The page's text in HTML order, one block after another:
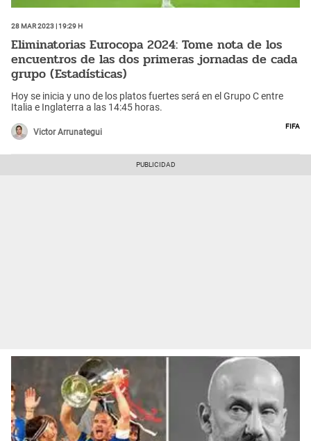
28 Mar 2023 | 19:29 h
Eliminatorias Eurocopa 2024: Tome nota de los
encuentros de las dos primeras jornadas de cada
grupo (Estadísticas)
Hoy se inicia y uno de los platos fuertes será en el Grupo C entre
Italia e Inglaterra a las 14:45 horas.
Victor Arrunategui
FIFA